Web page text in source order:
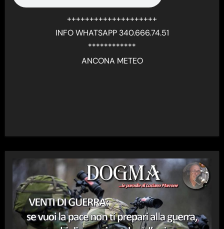
++++++++++++++++++++
INFO WHATSAPP 340.666.74.51
************
ANCONA METEO